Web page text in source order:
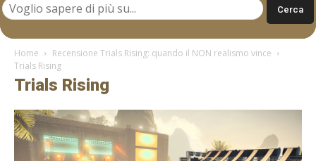
Home
Recensione Trials Rising: quando il NON realismo vince
Trials Rising
Trials Rising